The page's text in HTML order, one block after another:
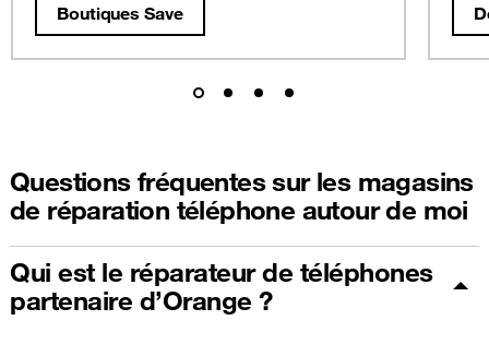
Boutiques Save
Questions fréquentes sur les magasins
de réparation téléphone autour de moi
Qui est le réparateur de téléphones
partenaire d’Orange ?